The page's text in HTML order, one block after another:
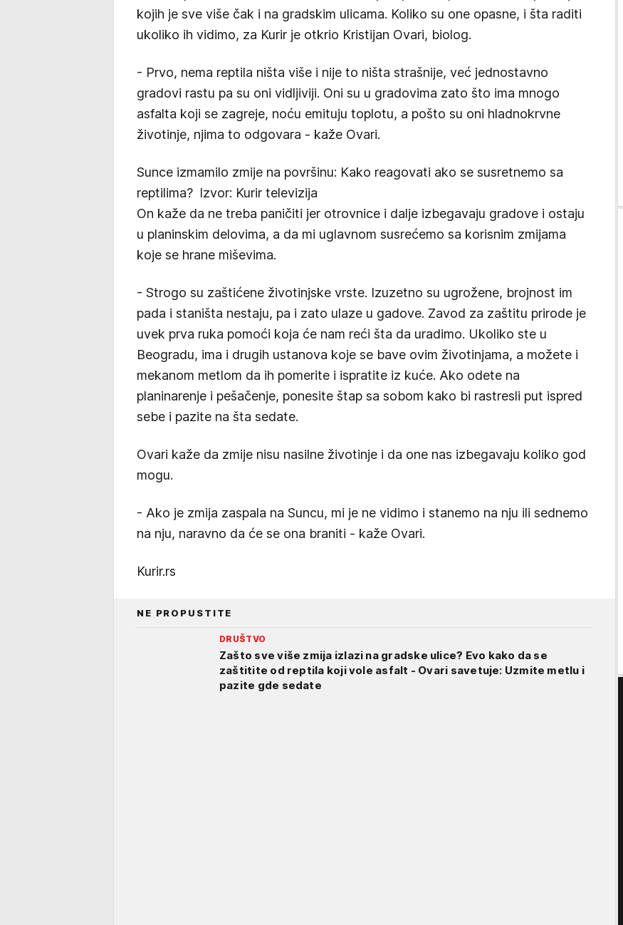
kojih je sve više čak i na gradskim ulicama. Koliko su one opasne, i šta raditi
ukoliko ih vidimo, za Kurir je otkrio Kristijan Ovari, biolog.
- Prvo, nema reptila ništa više i nije to ništa strašnije, već jednostavno
gradovi rastu pa su oni vidljiviji. Oni su u gradovima zato što ima mnogo
asfalta koji se zagreje, noću emituju toplotu, a pošto su oni hladnokrvne
životinje, njima to odgovara - kaže Ovari.
Sunce izmamilo zmije na površinu: Kako reagovati ako se susretnemo sa
reptilima? Izvor: Kurir televizija
On kaže da ne treba paničiti jer otrovnice i dalje izbegavaju gradove i ostaju
u planinskim delovima, a da mi uglavnom susrećemo sa korisnim zmijama
koje se hrane miševima.
- Strogo su zaštićene životinjske vrste. Izuzetno su ugrožene, brojnost im
pada i staništa nestaju, pa i zato ulaze u gadove. Zavod za zaštitu prirode je
uvek prva ruka pomoći koja će nam reći šta da uradimo. Ukoliko ste u
Beogradu, ima i drugih ustanova koje se bave ovim životinjama, a možete i
mekanom metlom da ih pomerite i ispratite iz kuće. Ako odete na
planinarenje i pešačenje, ponesite štap sa sobom kako bi rastresli put ispred
sebe i pazite na šta sedate.
Ovari kaže da zmije nisu nasilne životinje i da one nas izbegavaju koliko god
mogu.
- Ako je zmija zaspala na Suncu, mi je ne vidimo i stanemo na nju ili sednemo
na nju, naravno da će se ona braniti - kaže Ovari.
Kurir.rs
NE PROPUSTITE
DRUŠTVO
Zašto sve više zmija izlazi na gradske ulice? Evo kako da se
zaštitite od reptila koji vole asfalt - Ovari savetuje: Uzmite metlu i
pazite gde sedate